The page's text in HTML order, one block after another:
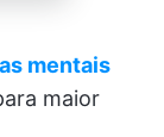
mentais
maior